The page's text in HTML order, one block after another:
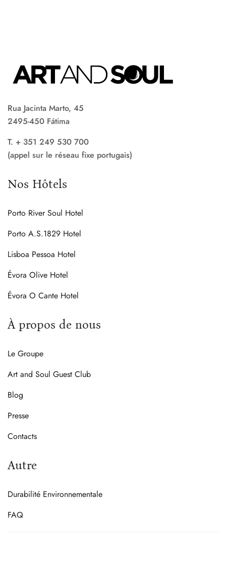
Rua Jacinta Marto, 45
2495-450 Fátima
T. + 351 249 530 700
(appel sur le réseau fixe portugais)
Nos Hôtels
Porto River Soul Hotel
Porto A.S.1829 Hotel
Lisboa Pessoa Hotel
Évora Olive Hotel
Évora O Cante Hotel
À propos de nous
Le Groupe
Art and Soul Guest Club
Blog
Presse
Contacts
Autre
Durabilité Environnementale
FAQ